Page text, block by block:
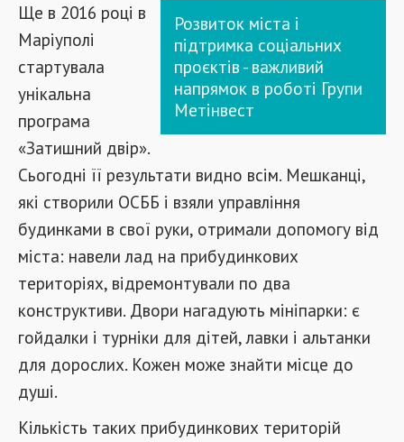
Розвиток міста і
підтримка соціальних
проєктів - важливий
напрямок в роботі Групи
Метінвест
Ще в 2016 році в
Маріуполі
стартувала
унікальна
програма
«Затишний двір».
Сьогодні її результати видно всім. Мешканці,
які створили ОСББ і взяли управління
будинками в свої руки, отримали допомогу від
міста: навели лад на прибудинкових
територіях, відремонтували по два
конструктиви. Двори нагадують мініпарки: є
гойдалки і турніки для дітей, лавки і альтанки
для дорослих. Кожен може знайти місце до
душі.
Кількість таких прибудинкових територій